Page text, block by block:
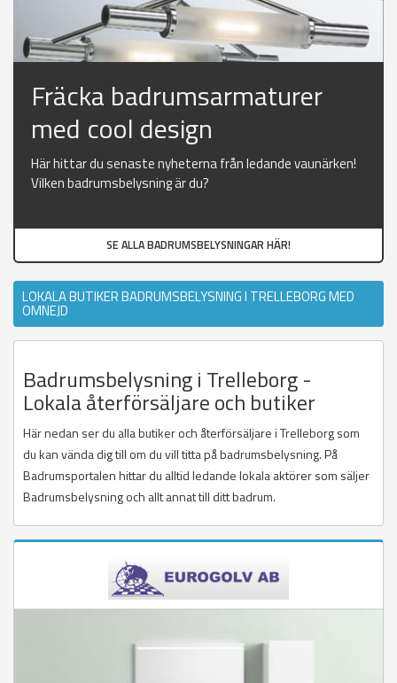
Fräcka badrumsarmaturer
med cool design
Här hittar du senaste nyheterna från ledande vaunärken!
Vilken badrumsbelysning är du?
SE ALLA BADRUMSBELYSNINGAR HÄR!
LOKALA BUTIKER BADRUMSBELYSNING I TRELLEBORG MED
OMNEJD
Badrumsbelysning i Trelleborg -
Lokala återförsäljare och butiker
Här nedan ser du alla butiker och återförsäljare i Trelleborg som
du kan vända dig till om du vill titta på badrumsbelysning. På
Badrumsportalen hittar du alltid ledande lokala aktörer som säljer
Badrumsbelysning och allt annat till ditt badrum.